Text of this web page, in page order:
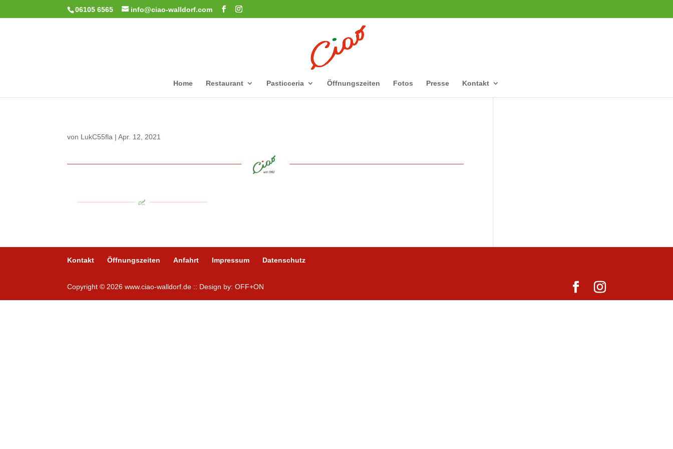
06105 6565 info@ciao-walldorf.com
Home Restaurant Pasticceria Öffnungszeiten Fotos Presse Kontakt
von LukC55fla |Apr. 12, 2021
Kontakt Öffnungszeiten Anfahrt Impressum Datenschutz
Copyright © 2026 www.ciao-walldorf.de :: Design by: OFF+ON